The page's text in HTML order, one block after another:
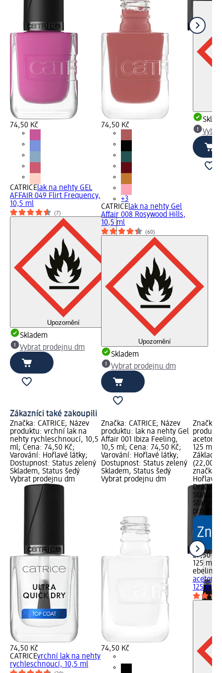
74,50 Kč
CATRICElak na nehty GEL
AFFAIR 049 Flirt Frequency,
10,5 ml
(7)
Upozornění
Skladem
Vybrat prodejnu dm
74,50 Kč
+3
CATRICElak na nehty Gel
Affair 008 Rosywood Hills,
10,5 ml
(60)
Upozornění
Skladem
Vybrat prodejnu dm
Zákazníci také zakoupili
Značka: CATRICE; Název
produktu: vrchní lak na
nehty rychleschnoucí, 10,5
ml; Cena: 74,50 Kč;
Varování: Hořlavé látky;
Dostupnost: Status zelený
Skladem, Status šedý
Vybrat prodejnu dm
74,50 Kč
CATRICEvrchní lak na nehty
rychleschnoucí, 10,5 ml
Značka: CATRICE; Název
produktu: lak na nehty Gel
Affair 001 Ibiza Feeling,
10,5 ml; Cena: 74,50 Kč;
Varování: Hořlavé látky;
Dostupnost: Status zelený
Skladem, Status šedý
Vybrat prodejnu dm
74,50 Kč
Značka:
125 ml;
(22,00
značka
Hořlavé
Status
Status
27,50 Kč
125 ml
ebelin
125 ml